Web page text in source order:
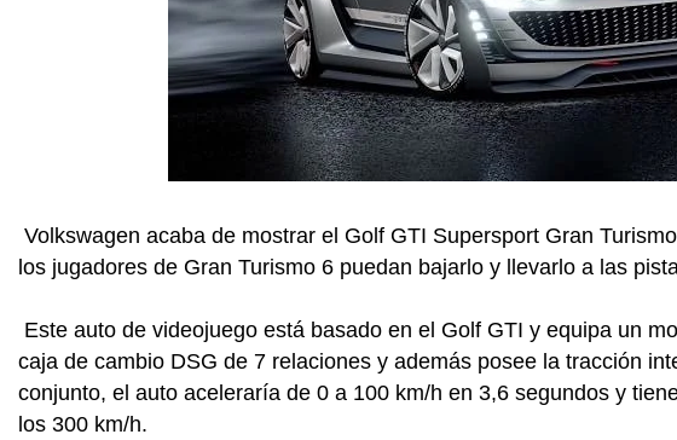
Volkswagen acaba de mostrar el Golf GTI Supersport Gran
los jugadores de Gran Turismo 6 puedan bajarlo y llevarlo a las
Este auto de videojuego está basado en el Golf GTI y equipa un
caja de cambio DSG de 7 relaciones y además posee la tracción
conjunto, el auto aceleraría de 0 a 100 km/h en 3,6 segundos y
los 300 km/h.